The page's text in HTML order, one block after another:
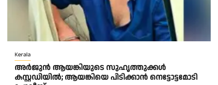
Kerala
അർജുൻ ആയങ്കിയുടെ സുഹൃത്തുക്കൾ
കസ്റ്റഡിയിൽ; ആയങ്കിയെ പിടിക്കാൻ നെട്ടോട്ടമോടി